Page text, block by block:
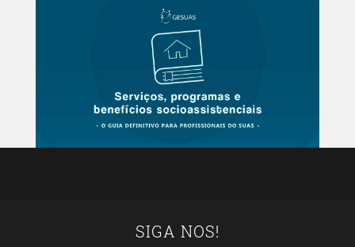
SIGA NOS!